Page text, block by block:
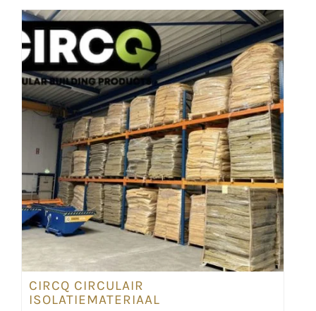
CIRCQ CIRCULAIR
ISOLATIEMATERIAAL